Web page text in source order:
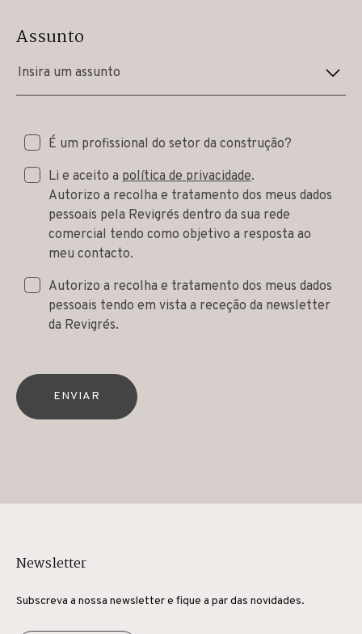
Assunto
Insira um assunto
É um profissional do setor da construção?
Li e aceito a política de privacidade.
Autorizo a recolha e tratamento dos meus dados
pessoais pela Revigrés dentro da sua rede
comercial tendo como objetivo a resposta ao
meu contacto.
Autorizo a recolha e tratamento dos meus dados
pessoais tendo em vista a receção da newsletter
da Revigrés.
ENVIAR
Newsletter
Subscreva a nossa newsletter e fique a par das novidades.